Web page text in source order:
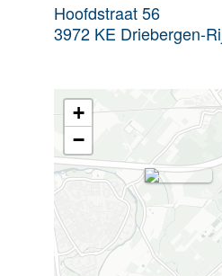
Hoofdstraat 56
3972 KE Driebergen-
+
−